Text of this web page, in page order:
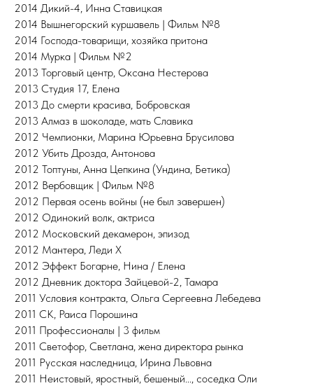
2014 Дикий-4, Инна Ставицкая
2014 Вышнегорский куршавель | Фильм №8
2014 Господа-товарищи, хозяйка притона
2014 Мурка | Фильм №2
2013 Торговый центр, Оксана Нестерова
2013 Студия 17, Елена
2013 До смерти красива, Бобровская
2013 Алмаз в шоколаде, мать Славика
2012 Чемпионки, Марина Юрьевна Брусилова
2012 Убить Дрозда, Антонова
2012 Топтуны, Анна Цепкина (Ундина, Бетика)
2012 Вербовщик | Фильм №8
2012 Первая осень войны (не был завершен)
2012 Одинокий волк, актриса
2012 Московский декамерон, эпизод
2012 Мантера, Леди X
2012 Эффект Богарне, Нина / Елена
2012 Дневник доктора Зайцевой-2, Тамара
2011 Условия контракта, Ольга Сергеевна Лебедева
2011 СК, Раиса Порошина
2011 Профессионалы | 3 фильм
2011 Светофор, Светлана, жена директора рынка
2011 Русская наследница, Ирина Львовна
2011 Неистовый, яростный, бешеный..., соседка Оли